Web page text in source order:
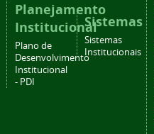
Planejamento
Institucional
Plano de
Desenvolvimento
Institucional
- PDI
Sistemas
Sistemas
Institucionais